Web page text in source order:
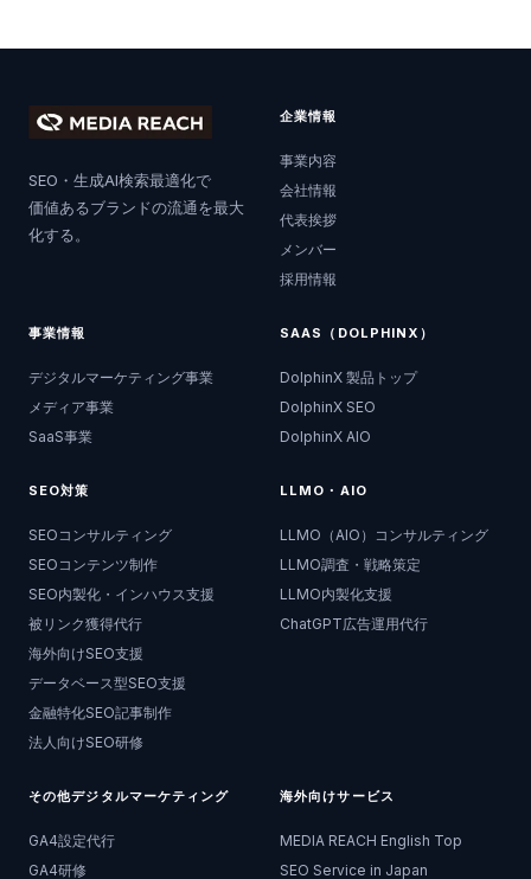
SEO・生成AI検索最適化で
価値あるブランドの流通を最大
化する。
企業情報
事業内容
会社情報
代表挨拶
メンバー
採用情報
事業情報
デジタルマーケティング事業
メディア事業
SaaS事業
SAAS（DOLPHINX）
DolphinX 製品トップ
DolphinX SEO
DolphinX AIO
SEO対策
SEOコンサルティング
SEOコンテンツ制作
SEO内製化・インハウス支援
被リンク獲得代行
海外向けSEO支援
データベース型SEO支援
金融特化SEO記事制作
法人向けSEO研修
LLMO・AIO
LLMO（AIO）コンサルティング
LLMO調査・戦略策定
LLMO内製化支援
ChatGPT広告運用代行
その他デジタルマーケティング
GA4設定代行
GA4研修
海外向けサービス
MEDIA REACH English Top
SEO Service in Japan